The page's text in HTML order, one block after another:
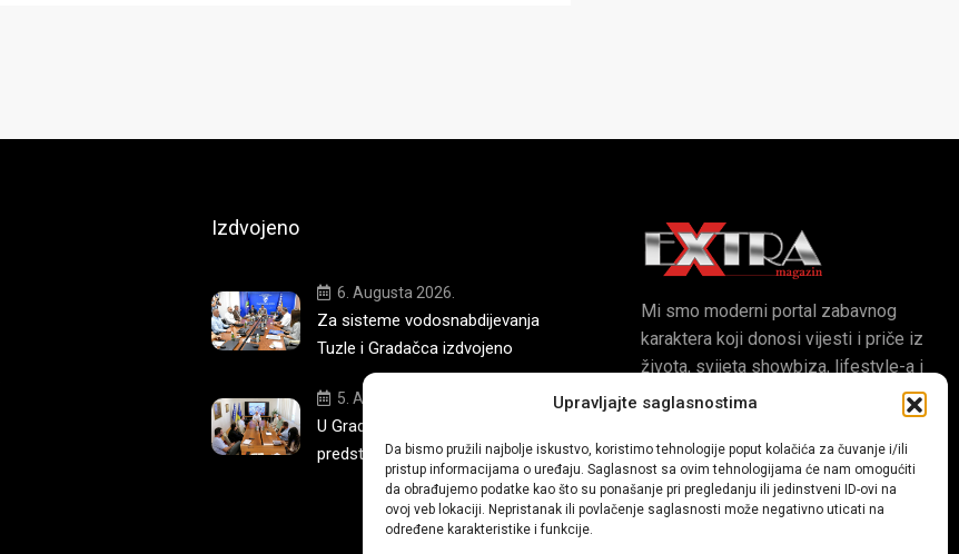
Upravljajte saglasnostima
Da bismo pružili najbolje iskustvo, koristimo tehnologije poput kolačića za čuvanje i/ili
pristup informacijama o uređaju. Saglasnost sa ovim tehnologijama će nam omogućiti
da obrađujemo podatke kao što su ponašanje pri pregledanju ili jedinstveni ID-ovi na
ovoj veb lokaciji. Nepristanak ili povlačenje saglasnosti može negativno uticati na
određene karakteristike i funkcije.
Izdvojeno
6. Augusta 2026.
Za sisteme vodosnabdijevanja
Tuzle i Gradačca izdvojeno
5. Augusta 2026.
U Gradskoj upravi Tuzle
predstavljena nova digitalna
Mi smo moderni portal zabavnog
karaktera koji donosi vijesti i priče iz
života, svijeta showbiza, lifestyle-a i
popularne kulture.